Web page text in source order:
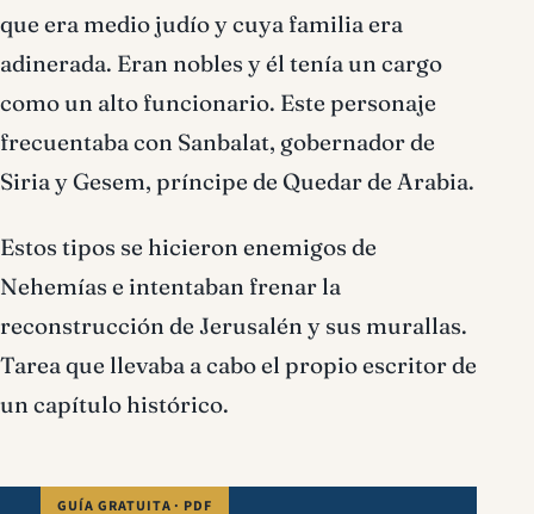
que era medio judío y cuya familia era
adinerada. Eran nobles y él tenía un cargo
como un alto funcionario. Este personaje
frecuentaba con Sanbalat, gobernador de
Siria y Gesem, príncipe de Quedar de Arabia.
Estos tipos se hicieron enemigos de
Nehemías e intentaban frenar la
reconstrucción de Jerusalén y sus murallas.
Tarea que llevaba a cabo el propio escritor de
un capítulo histórico.
GUÍA GRATUITA · PDF